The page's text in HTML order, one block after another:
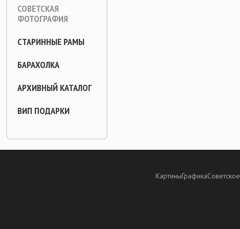
СОВЕТСКАЯ
ФОТОГРАФИЯ
СТАРИННЫЕ РАМЫ
БАРАХОЛКА
АРХИВНЫЙ КАТАЛОГ
ВИП ПОДАРКИ
КартиныГрафикаСоветское